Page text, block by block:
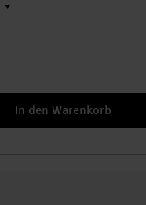
In den Warenkorb